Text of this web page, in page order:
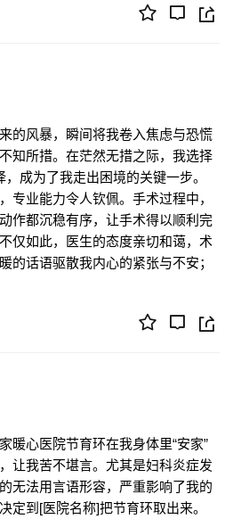
的风暴，瞬间将我卷入焦虑与恐慌
知所措。在茫然无措之际，我选择
成为了我走出困境的关键一步。
专业能力令人钦佩。手术过程中，
作都沉稳有序，让手术得以顺利完
仅如此，医生的态度亲切和蔼，术
的话语驱散我内心的紧张与不安；
暖心医院节育环在我身体里“安家”
让我苦不堪言。尤其是妇科炎症发
无法用言语形容，严重影响了我的
定到[医院名称]把节育环取出来。